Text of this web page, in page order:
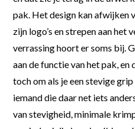
pak. Het design kan afwijken
zijn logo’s en strepen aan het
verrassing hoort er soms bij.
aan de functie van het pak,
toch om als je een stevige
iemand die daar net iets
van stevigheid, minimale